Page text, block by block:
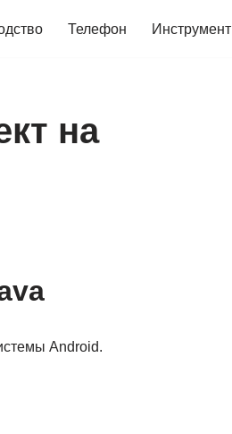
Телефон Инструмент
на
Android.